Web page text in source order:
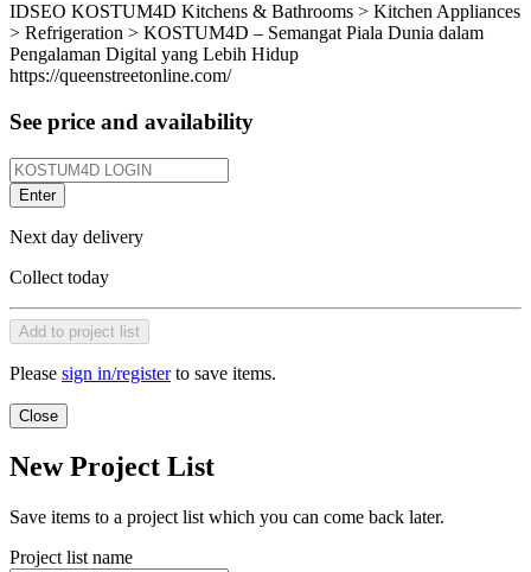
IDSEO KOSTUM4D Kitchens & Bathrooms > Kitchen Appliances
> Refrigeration > KOSTUM4D – Semangat Piala Dunia dalam
Pengalaman Digital yang Lebih Hidup
https://queenstreetonline.com/
See price and availability
Enter
Next day delivery
Collect today
Add to project list
Please sign in/registerto save items.
Close
New Project List
Save items to a project list which you can come back later.
Project list name